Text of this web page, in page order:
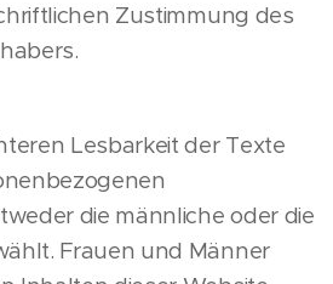
Zustimmung des
Lesbarkeit der Texte
die männliche oder die
Frauen und Männer